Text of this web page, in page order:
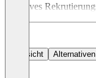
effektives
Übersicht Alternativen